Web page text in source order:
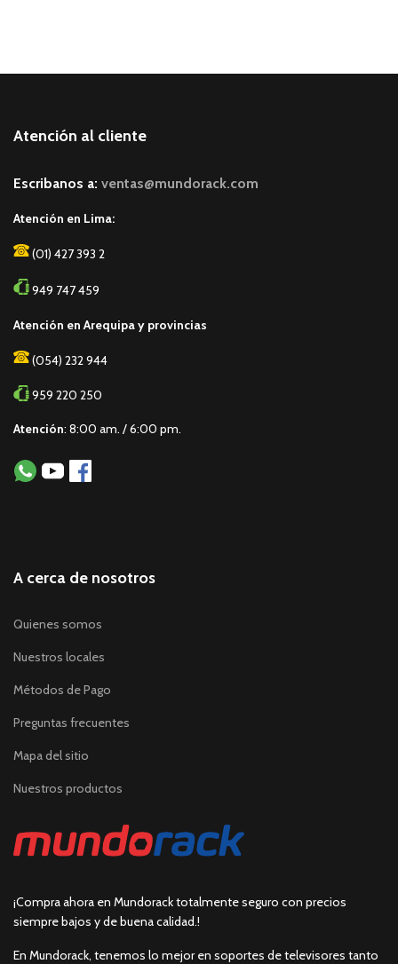
Atención al cliente
Escribanos a: ventas@mundorack.com
Atención en Lima:
(01) 427 393 2
949 747 459
Atención en Arequipa y provincias
(054) 232 944
959 220 250
Atención: 8:00 am. / 6:00 pm.
A cerca de nosotros
Quienes somos
Nuestros locales
Métodos de Pago
Preguntas frecuentes
Mapa del sitio
Nuestros productos
¡Compra ahora en Mundorack totalmente seguro con precios
siempre bajos y de buena calidad.!
En Mundorack, tenemos lo mejor en soportes de televisores tanto